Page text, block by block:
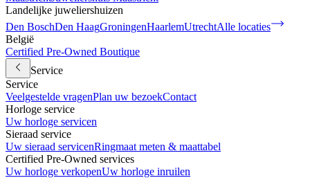
Landelijke juweliershuizen
Den BoschDen HaagGroningenHaarlemUtrechtAlle locaties
België
Certified Pre-Owned Boutique
Service
Service
Veelgestelde vragenPlan uw bezoekContact
Horloge service
Uw horloge servicen
Sieraad service
Uw sieraad servicenRingmaat meten & maattabel
Certified Pre-Owned services
Uw horloge verkopenUw horloge inruilen